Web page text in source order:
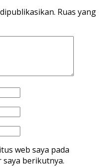
Ruas yang
web saya pada
berikutnya.